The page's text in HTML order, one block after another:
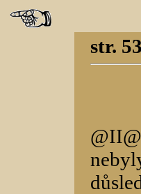
str.